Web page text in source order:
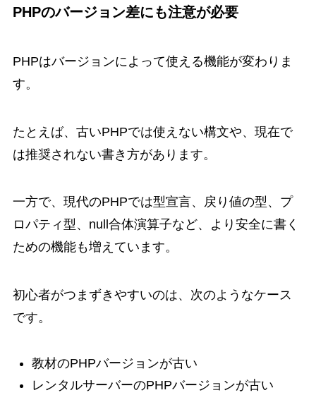
PHPのバージョン差にも注意が必要
PHPはバージョンによって使える機能が変わりま
す。
たとえば、古いPHPでは使えない構文や、現在で
は推奨されない書き方があります。
一方で、現代のPHPでは型宣言、戻り値の型、プ
ロパティ型、null合体演算子など、より安全に書く
ための機能も増えています。
初心者がつまずきやすいのは、次のようなケース
です。
教材のPHPバージョンが古い
レンタルサーバーのPHPバージョンが古い